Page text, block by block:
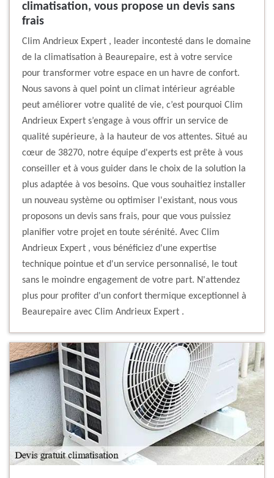
climatisation, vous propose un devis sans
frais
Clim Andrieux Expert , leader incontesté dans le domaine
de la climatisation à Beaurepaire, est à votre service
pour transformer votre espace en un havre de confort.
Nous savons à quel point un climat intérieur agréable
peut améliorer votre qualité de vie, c’est pourquoi Clim
Andrieux Expert s’engage à vous offrir un service de
qualité supérieure, à la hauteur de vos attentes. Situé au
cœur de 38270, notre équipe d'experts est prête à vous
conseiller et à vous guider dans le choix de la solution la
plus adaptée à vos besoins. Que vous souhaitiez installer
un nouveau système ou optimiser l'existant, nous vous
proposons un devis sans frais, pour que vous puissiez
planifier votre projet en toute sérénité. Avec Clim
Andrieux Expert , vous bénéficiez d'une expertise
technique pointue et d'un service personnalisé, le tout
sans le moindre engagement de votre part. N'attendez
plus pour profiter d'un confort thermique exceptionnel à
Beaurepaire avec Clim Andrieux Expert .